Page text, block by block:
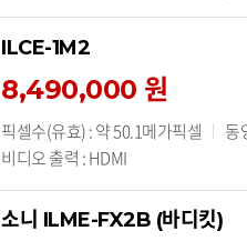
ILCE-1M2
8,490,000 원
픽셀수(유효) : 약 50.1메가픽셀 동
비디오 출력 : HDMI
소니 ILME-FX2B (바디킷)